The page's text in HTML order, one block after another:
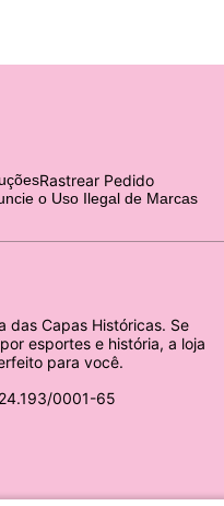
Rastrear Pedido
o Uso Ilegal de Marcas
das Capas Históricas. Se
esportes e história, a loja
para você.
0001-65